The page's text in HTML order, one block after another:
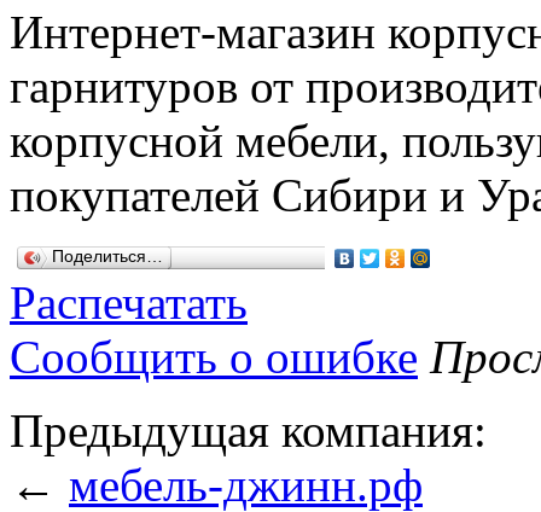
Интернет-магазин
гарнитуров от
корпусной мебели,
покупателей Сибири и
Поделиться…
Распечатать
Сообщить о ошибке
Предыдущая компания:
← мебель-джинн.рф